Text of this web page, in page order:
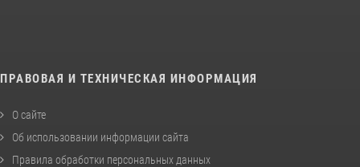
ПРАВОВАЯ И ТЕХНИЧЕСКАЯ ИНФОРМАЦИЯ
О сайте
Об использовании информации сайта
Правила обработки персональных данных